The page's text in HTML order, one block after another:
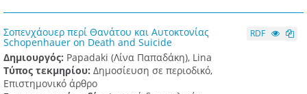
Σοπενχάουερ περί Θανάτου και Αυτοκτονίας
Schopenhauer on Death and Suicide
Δημιουργός: Papadaki (Λίνα Παπαδάκη), Lina
Τύπος τεκμηρίου: Δημοσίευση σε περιοδικό,
Επιστημονικό άρθρο
RDF